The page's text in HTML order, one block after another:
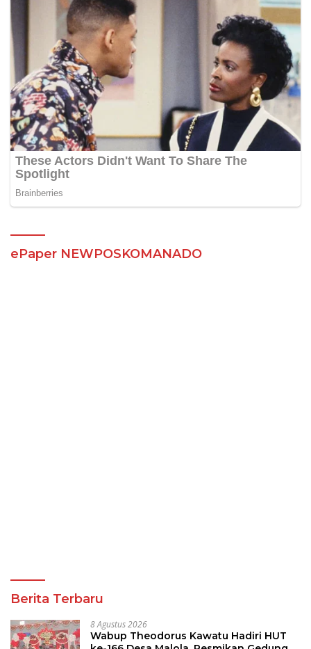
ePaper NEWPOSKOMANADO
Gubernur Sulut Yulius Selvanus Terima
Audiensi Kwarda Sulut, Ajak Bersatu
Bersama Bangun Sulut
8 Agustus 2026